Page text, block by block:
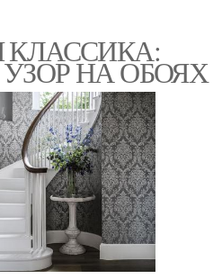
КЛАССИКА:
НА ОБОЯХ